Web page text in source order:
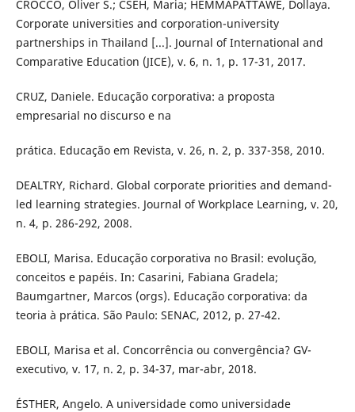
CROCCO, Oliver S.; CSEH, Maria; HEMMAPATTAWE, Dollaya.
Corporate universities and corporation-university
partnerships in Thailand [...]. Journal of International and
Comparative Education (JICE), v. 6, n. 1, p. 17-31, 2017.
CRUZ, Daniele. Educação corporativa: a proposta
empresarial no discurso e na
prática. Educação em Revista, v. 26, n. 2, p. 337-358, 2010.
DEALTRY, Richard. Global corporate priorities and demand-
led learning strategies. Journal of Workplace Learning, v. 20,
n. 4, p. 286-292, 2008.
EBOLI, Marisa. Educação corporativa no Brasil: evolução,
conceitos e papéis. In: Casarini, Fabiana Gradela;
Baumgartner, Marcos (orgs). Educação corporativa: da
teoria à prática. São Paulo: SENAC, 2012, p. 27-42.
EBOLI, Marisa et al. Concorrência ou convergência? GV-
executivo, v. 17, n. 2, p. 34-37, mar-abr, 2018.
ÉSTHER, Angelo. A universidade como universidade